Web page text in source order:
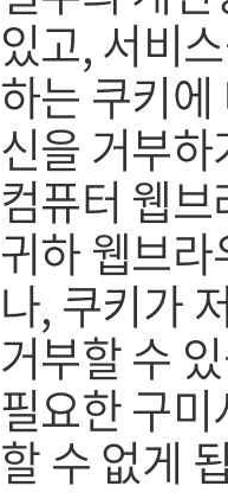
있고, 서비
하는 쿠키
신을 거부
컴퓨터 웹
귀하 웹브
나, 쿠키가
거부할 수
필요한 구
할 수 없게